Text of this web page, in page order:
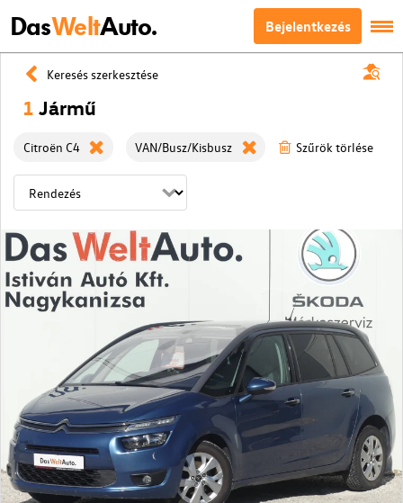
DasWeltAuto. Bejelentkezés
Keresés szerkesztése
1 Jármű
Citroën C4 VAN/Busz/Kisbusz Szűrök törlése